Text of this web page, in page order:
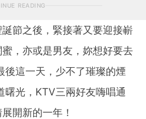
READING
節之後，緊接著又要迎接嶄
，亦或是男友，妳想好要去
後這一天，少不了璀璨的煙
曙光，KTV三兩好友嗨唱通
開新的一年！